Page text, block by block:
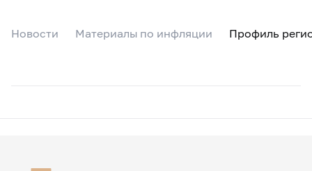
Новости Материалы по инфляции Профиль